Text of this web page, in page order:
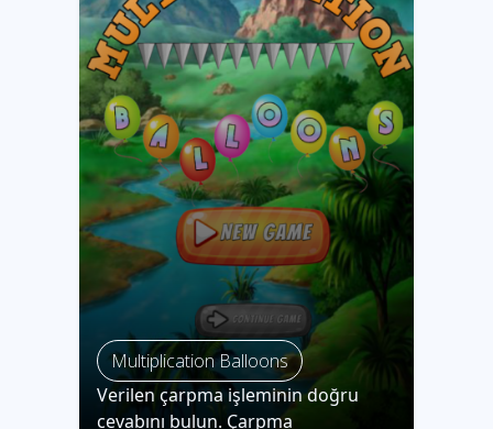
Multiplication Balloons
Verilen çarpma işleminin doğru
cevabını bulun. Çarpma